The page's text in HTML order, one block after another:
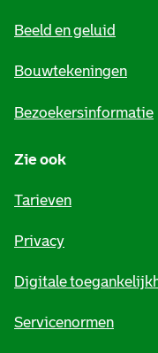
Beeld en geluid
Bouwtekeningen
Bezoekersinformatie
Zie ook
Tarieven
Privacy
Digitale
Servicenormen